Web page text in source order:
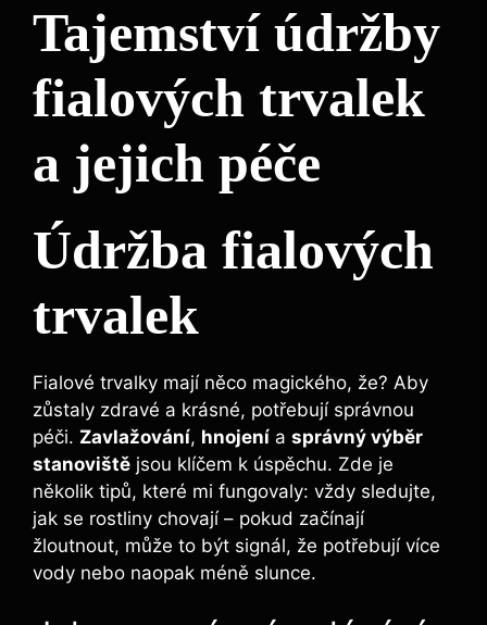
Tajemství údržby
fialových trvalek⁢
a jejich péče
Údržba fialových
trvalek
Fialové trvalky mají ‌něco magického, že? ⁤Aby
zůstaly zdravé a krásné,⁣ potřebují správnou⁣
péči. Zavlažování, hnojení a správný výběr
stanoviště jsou klíčem ‍k úspěchu. Zde je
několik tipů, které mi fungovaly: vždy sledujte,
jak se rostliny chovají – pokud⁤ začínají
žloutnout, může to být signál,⁤ že potřebují více
vody nebo naopak méně slunce.